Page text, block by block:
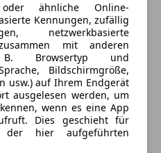
ähnliche Online-
Kennungen, zufällig
netzwerkbasierte
mit anderen
Browsertyp und
Bildschirmgröße,
usw.) auf Ihrem Endgerät
ausgelesen werden, um
wenn es eine App
Dies geschieht für
hier aufgeführten